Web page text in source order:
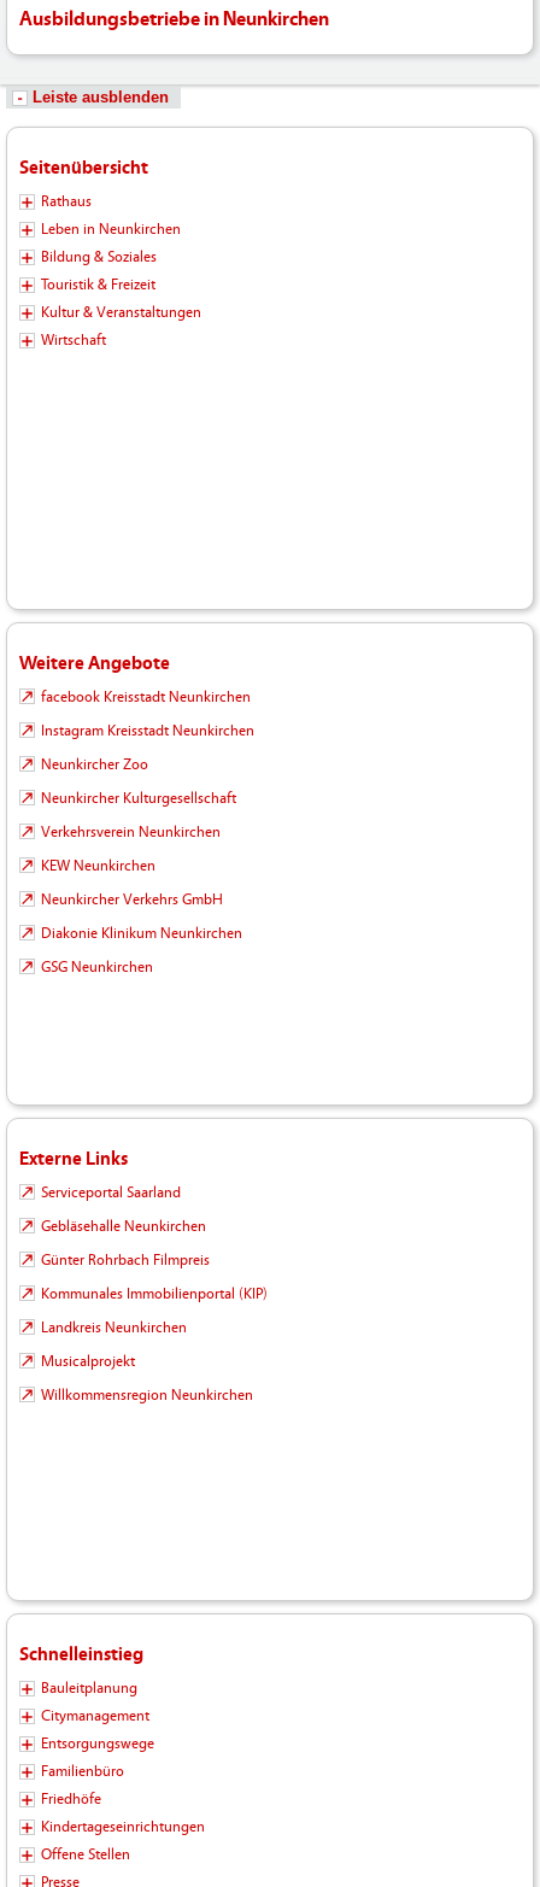
Ausbildungsbetriebe in Neunkirchen
Leiste ausblenden
Seitenübersicht
Rathaus
Leben in Neunkirchen
Bildung & Soziales
Touristik & Freizeit
Kultur & Veranstaltungen
Wirtschaft
Weitere Angebote
facebook Kreisstadt Neunkirchen
Instagram Kreisstadt Neunkirchen
Neunkircher Zoo
Neunkircher Kulturgesellschaft
Verkehrsverein Neunkirchen
KEW Neunkirchen
Neunkircher Verkehrs GmbH
Diakonie Klinikum Neunkirchen
GSG Neunkirchen
Externe Links
Serviceportal Saarland
Gebläsehalle Neunkirchen
Günter Rohrbach Filmpreis
Kommunales Immobilienportal (KIP)
Landkreis Neunkirchen
Musicalprojekt
Willkommensregion Neunkirchen
Schnelleinstieg
Bauleitplanung
Citymanagement
Entsorgungswege
Familienbüro
Friedhöfe
Kindertageseinrichtungen
Offene Stellen
Presse